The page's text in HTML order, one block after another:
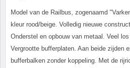
Model van de Railbus, zogenaamd
kleur rood/beige. Volledig nieuwe
Onderstel en opbouw van metaal. Veel
Vergrootte bufferplaten. Aan beide zijden
bufferbalken zonder koppeling. Met de